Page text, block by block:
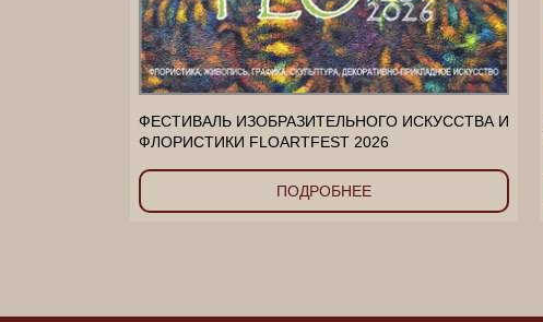
ФЕСТИВАЛЬ ИЗОБРАЗИТЕЛЬНОГО ИСКУССТВА И
ФЛОРИСТИКИ FLOARTFEST 2026
ПОДРОБНЕЕ